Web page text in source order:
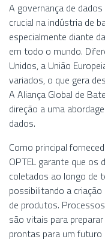
A governança de
crucial na indústria de
especialmente diante
em todo o mundo.
Unidos, a União
variados, o que gera
A Aliança Global de
direção a uma
dados.
Como principal
OPTEL garante que
coletados ao longo de
possibilitando a
de produtos.
são vitais para
prontas para um futuro